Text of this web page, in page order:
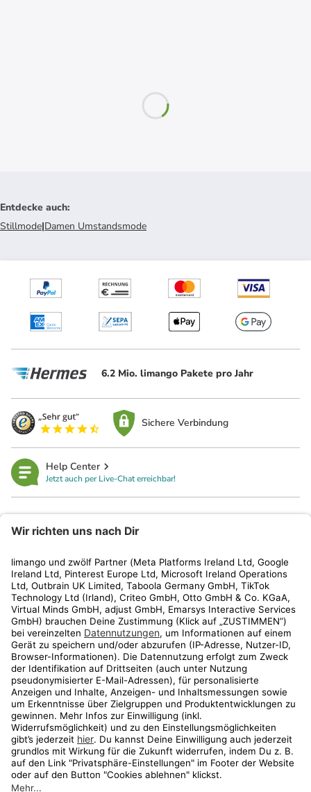
Entdecke auch:
Stillmode|Damen Umstandsmode
6.2 Mio. limango Pakete pro Jahr
Sichere Verbindung
Help Center
Jetzt auch per Live-Chat erreichbar!
Kundenservice
Shop
Aktionen
Travel